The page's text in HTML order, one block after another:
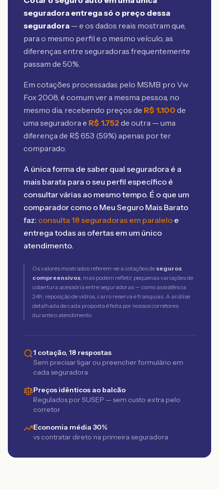
seguradora entrega só o preço dessa
seguradora — e os dados reais mostram que,
para o mesmo perfil e o mesmo veículo, as
diferenças entre seguradoras frequentemente
passam de 50%.
Em cotações processadas pelo MSMB pro Vw
Fox 2008, é comum ver a mesma pessoa, no
mesmo dia, recebendo preços de R$ 1.100 de
uma seguradora e R$ 1.752 de outra — uma
diferença de R$ 653 (59%) apenas por ter
comparado.
A única forma de saber qual seguradora é a
mais barata para o seu perfil específico é
consultar várias ao mesmo tempo. É o que um
comparador como o Meu Seguro Mais Barato
faz: consulta 18 seguradoras em paralelo e
entrega todas as ofertas em um único
atendimento.
Os valores mostrados referem-se a cotações de seguros
compreensivos, mas podem refletir pequenas variações de
cobertura acessória entre seguradoras — como assistência
24h, reposição de vidros, carro reserva e franquias. A análise
detalhada de cada proposta é feita por nossos corretores
durante o atendimento.
1 cotação, 18 respostas
Sem precisar ligar ou preencher formulário em
cada seguradora
Preços idênticos ao balcão
Regulados por SUSEP — sem custo extra pelo
corretor
Economia média 30%
vs contratar direto na primeira seguradora